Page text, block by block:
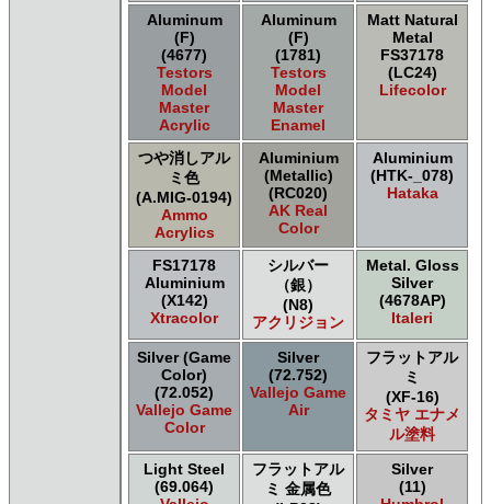
Aluminum
(F)
(4677)
Testors
Model
Master
Acrylic
Aluminum
(F)
(1781)
Testors
Model
Master
Enamel
Matt Natural
Metal
FS37178
(LC24)
Lifecolor
つや消しアル
ミ色
(A.MIG-0194)
Ammo
Acrylics
Aluminium
(Metallic)
(RC020)
AK Real
Color
Aluminium
(HTK-_078)
Hataka
FS17178
Aluminium
(X142)
Xtracolor
シルバー
（銀）
(N8)
アクリジョン
Metal. Gloss
Silver
(4678AP)
Italeri
Silver (Game
Color)
(72.052)
Vallejo Game
Color
Silver
(72.752)
Vallejo Game
Air
フラットアル
ミ
(XF-16)
タミヤ エナメ
ル塗料
Light Steel
(69.064)
フラットアル
ミ 金属色
Silver
(11)